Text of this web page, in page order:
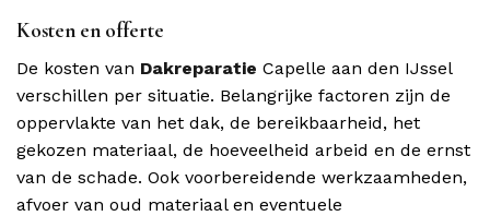
Kosten en offerte
De kosten van Dakreparatie Capelle aan den IJssel
verschillen per situatie. Belangrijke factoren zijn de
oppervlakte van het dak, de bereikbaarheid, het
gekozen materiaal, de hoeveelheid arbeid en de ernst
van de schade. Ook voorbereidende werkzaamheden,
afvoer van oud materiaal en eventuele